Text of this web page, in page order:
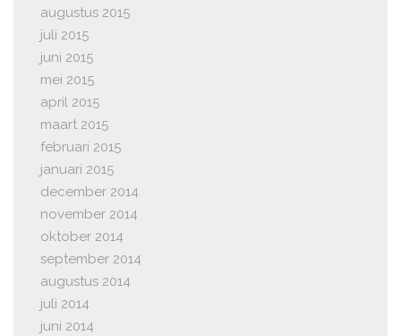
augustus 2015
juli 2015
juni 2015
mei 2015
april 2015
maart 2015
februari 2015
januari 2015
december 2014
november 2014
oktober 2014
september 2014
augustus 2014
juli 2014
juni 2014